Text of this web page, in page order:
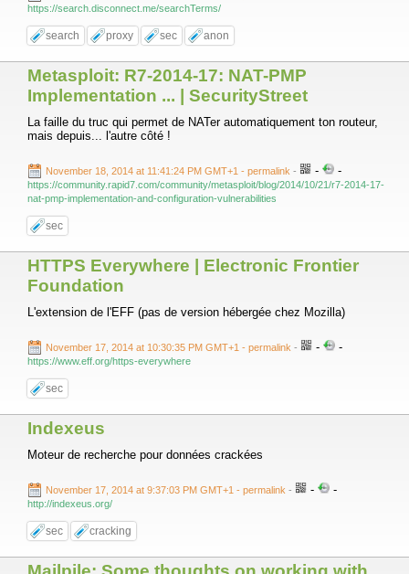
https://search.disconnect.me/searchTerms/
search proxy sec anon
Metasploit: R7-2014-17: NAT-PMP
Implementation ... | SecurityStreet
La faille du truc qui permet de NATer automatiquement ton routeur,
mais depuis... l'autre côté !
November 18, 2014 at 11:41:24 PM GMT+1 - permalink - - -
https://community.rapid7.com/community/metasploit/blog/2014/10/21/r7-2014-17-
nat-pmp-implementation-and-configuration-vulnerabilities
sec
HTTPS Everywhere | Electronic Frontier
Foundation
L'extension de l'EFF (pas de version hébergée chez Mozilla)
November 17, 2014 at 10:30:35 PM GMT+1 - permalink - - -
https://www.eff.org/https-everywhere
sec
Indexeus
Moteur de recherche pour données crackées
November 17, 2014 at 9:37:03 PM GMT+1 - permalink - - -
http://indexeus.org/
sec cracking